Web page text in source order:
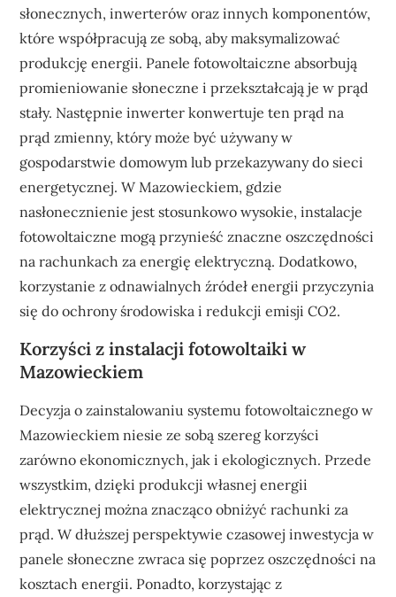
słonecznych, inwerterów oraz innych komponentów,
które współpracują ze sobą, aby maksymalizować
produkcję energii. Panele fotowoltaiczne absorbują
promieniowanie słoneczne i przekształcają je w prąd
stały. Następnie inwerter konwertuje ten prąd na
prąd zmienny, który może być używany w
gospodarstwie domowym lub przekazywany do sieci
energetycznej. W Mazowieckiem, gdzie
nasłonecznienie jest stosunkowo wysokie, instalacje
fotowoltaiczne mogą przynieść znaczne oszczędności
na rachunkach za energię elektryczną. Dodatkowo,
korzystanie z odnawialnych źródeł energii przyczynia
się do ochrony środowiska i redukcji emisji CO2.
Korzyści z instalacji fotowoltaiki w
Mazowieckiem
Decyzja o zainstalowaniu systemu fotowoltaicznego w
Mazowieckiem niesie ze sobą szereg korzyści
zarówno ekonomicznych, jak i ekologicznych. Przede
wszystkim, dzięki produkcji własnej energii
elektrycznej można znacząco obniżyć rachunki za
prąd. W dłuższej perspektywie czasowej inwestycja w
panele słoneczne zwraca się poprzez oszczędności na
kosztach energii. Ponadto, korzystając z